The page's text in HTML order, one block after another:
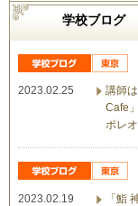
学校ブログ
2023.02.25
講師
Cafe
ポレ
2023.02.19
「鮨